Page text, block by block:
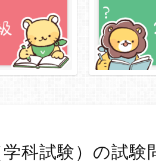
科試験）の試験